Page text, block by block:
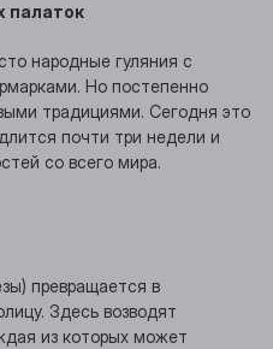
палаток
народные гуляния с
Но постепенно
традициями. Сегодня это
почти три недели и
со всего мира.
превращается в
Здесь возводят
из которых может